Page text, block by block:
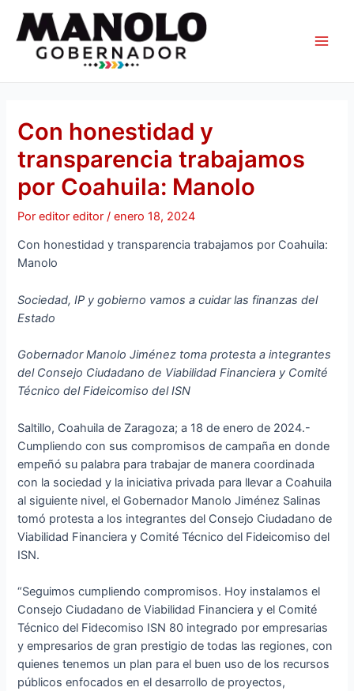
contenido
Con honestidad y
transparencia trabajamos
por Coahuila: Manolo
Poreditor editor/enero 18, 2024
Con honestidad y transparencia trabajamos por Coahuila:
Manolo
Sociedad, IP y gobierno vamos a cuidar las finanzas del
Estado
Gobernador Manolo Jiménez toma protesta a integrantes
del Consejo Ciudadano de Viabilidad Financiera y Comité
Técnico del Fideicomiso del ISN
Saltillo, Coahuila de Zaragoza; a 18 de enero de 2024.-
Cumpliendo con sus compromisos de campaña en donde
empeñó su palabra para trabajar de manera coordinada
con la sociedad y la iniciativa privada para llevar a Coahuila
al siguiente nivel, el Gobernador Manolo Jiménez Salinas
tomó protesta a los integrantes del Consejo Ciudadano de
Viabilidad Financiera y Comité Técnico del Fideicomiso del
ISN.
“Seguimos cumpliendo compromisos. Hoy instalamos el
Consejo Ciudadano de Viabilidad Financiera y el Comité
Técnico del Fidecomiso ISN 80 integrado por empresarias
y empresarios de gran prestigio de todas las regiones, con
quienes tenemos un plan para el buen uso de los recursos
públicos enfocados en el desarrollo de proyectos,
de
entradas